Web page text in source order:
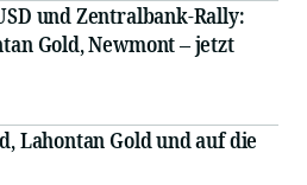
und Zentralbank-Rally:
Gold, Newmont – jetzt
Lahontan Gold und auf die